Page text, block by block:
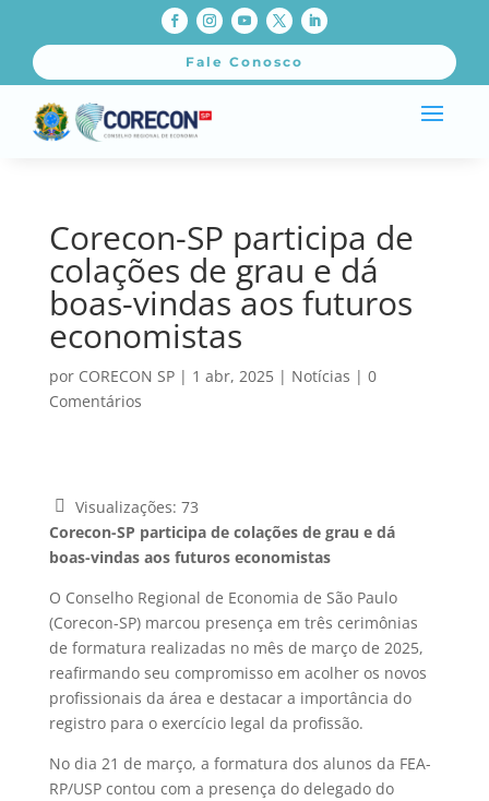
Fale Conosco
Corecon-SP participa de
colações de grau e dá
boas-vindas aos futuros
economistas
por CORECON SP| 1 abr, 2025| Notícias | 0
Comentários
Visualizações: 73
Corecon-SP participa de colações de grau e dá
boas-vindas aos futuros economistas
O Conselho Regional de Economia de São Paulo
(Corecon-SP) marcou presença em três cerimônias
de formatura realizadas no mês de março de 2025,
reafirmando seu compromisso em acolher os novos
profissionais da área e destacar a importância do
registro para o exercício legal da profissão.
No dia 21 de março, a formatura dos alunos da FEA-
RP/USP contou com a presença do delegado do